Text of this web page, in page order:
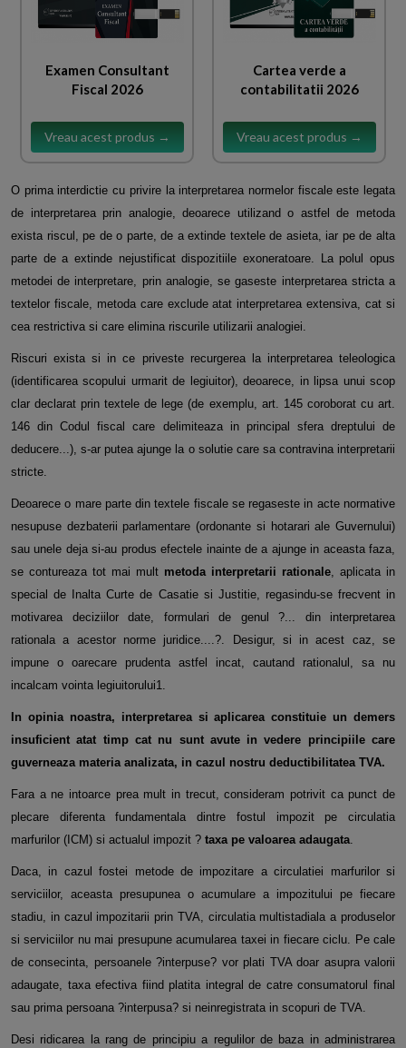
Examen Consultant
Fiscal 2026
Vreau acest produs →
Cartea verde a
contabilitatii 2026
Vreau acest produs →
O prima interdictie cu privire la interpretarea normelor fiscale este legata
de interpretarea prin analogie, deoarece utilizand o astfel de metoda
exista riscul, pe de o parte, de a extinde textele de asieta, iar pe de alta
parte de a extinde nejustificat dispozitiile exoneratoare. La polul opus
metodei de interpretare, prin analogie, se gaseste interpretarea stricta a
textelor fiscale, metoda care exclude atat interpretarea extensiva, cat si
cea restrictiva si care elimina riscurile utilizarii analogiei.
Riscuri exista si in ce priveste recurgerea la interpretarea teleologica
(identificarea scopului urmarit de legiuitor), deoarece, in lipsa unui scop
clar declarat prin textele de lege (de exemplu, art. 145 coroborat cu art.
146 din Codul fiscal care delimiteaza in principal sfera dreptului de
deducere...), s-ar putea ajunge la o solutie care sa contravina interpretarii
stricte.
Deoarece o mare parte din textele fiscale se regaseste in acte normative
nesupuse dezbaterii parlamentare (ordonante si hotarari ale Guvernului)
sau unele deja si-au produs efectele inainte de a ajunge in aceasta faza,
se contureaza tot mai mult metoda interpretarii rationale, aplicata in
special de Inalta Curte de Casatie si Justitie, regasindu-se frecvent in
motivarea deciziilor date, formulari de genul ?... din interpretarea
rationala a acestor norme juridice....?. Desigur, si in acest caz, se
impune o oarecare prudenta astfel incat, cautand rationalul, sa nu
incalcam vointa legiuitorului1.
In opinia noastra, interpretarea si aplicarea constituie un demers
insuficient atat timp cat nu sunt avute in vedere principiile care
guverneaza materia analizata, in cazul nostru deductibilitatea TVA.
Fara a ne intoarce prea mult in trecut, consideram potrivit ca punct de
plecare diferenta fundamentala dintre fostul impozit pe circulatia
marfurilor (ICM) si actualul impozit ? taxa pe valoarea adaugata.
Daca, in cazul fostei metode de impozitare a circulatiei marfurilor si
serviciilor, aceasta presupunea o acumulare a impozitului pe fiecare
stadiu, in cazul impozitarii prin TVA, circulatia multistadiala a produselor
si serviciilor nu mai presupune acumularea taxei in fiecare ciclu. Pe cale
de consecinta, persoanele ?interpuse? vor plati TVA doar asupra valorii
adaugate, taxa efectiva fiind platita integral de catre consumatorul final
sau prima persoana ?interpusa? si neinregistrata in scopuri de TVA.
Desi ridicarea la rang de principiu a regulilor de baza in administrarea